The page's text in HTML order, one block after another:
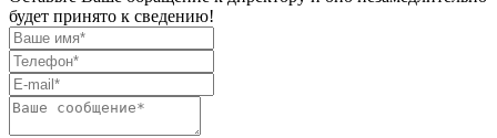
будет принято к сведению!